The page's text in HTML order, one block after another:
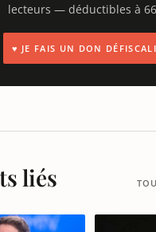
lecteurs — déductibles à
♥ JE FAIS UN DON
liés